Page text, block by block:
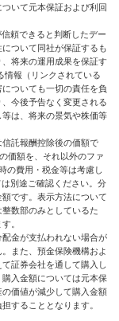
いて元本保証および利回
頼できると判断したデー
ついて同社が保証するも
将来の運用成果を保証す
情報（リンクされている
ついても一切の責任を負
今後予告なく変更される
は、将来の景気や株価等
託報酬控除後の価額で
価額を、それ以外のファ
の費用・税金等は考慮し
別途ご確認ください。分
です。表示方法について
数部のみとしているた
。
金が支払われない場合が
また、預金保険機構およ
証券会社を通して購入し
入金額については元本保
価値が減少して購入金額
することとなります。